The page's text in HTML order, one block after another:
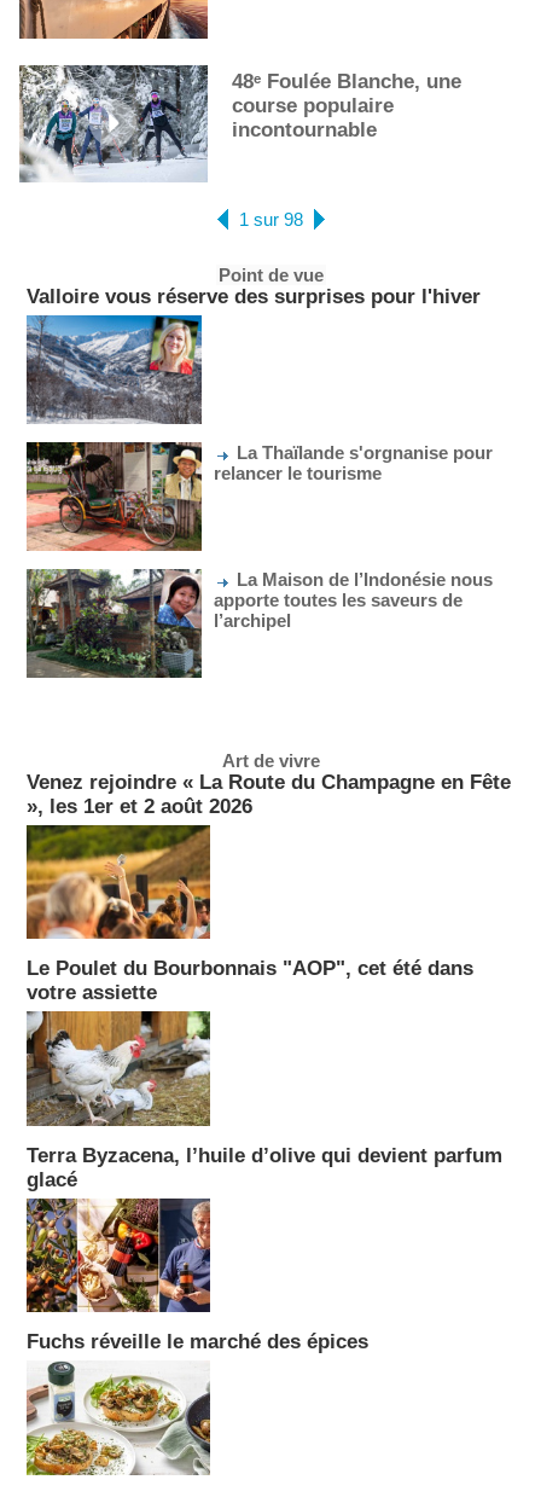
48ᵉ Foulée Blanche, une
course populaire
incontournable
1 sur 98
Point de vue
Valloire vous réserve des surprises pour l'hiver
La Thaïlande s'orgnanise pour
relancer le tourisme
La Maison de l’Indonésie nous
apporte toutes les saveurs de
l’archipel
Art de vivre
Venez rejoindre « La Route du Champagne en Fête
», les 1er et 2 août 2026
Le Poulet du Bourbonnais "AOP", cet été dans
votre assiette
Terra Byzacena, l’huile d’olive qui devient parfum
glacé
Fuchs réveille le marché des épices